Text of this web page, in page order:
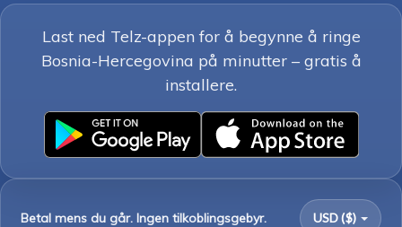
Last ned Telz-appen for å begynne å ringe
Bosnia-Hercegovina på minutter – gratis å
installere.
Betal mens du går. Ingen tilkoblingsgebyr. USD ($)